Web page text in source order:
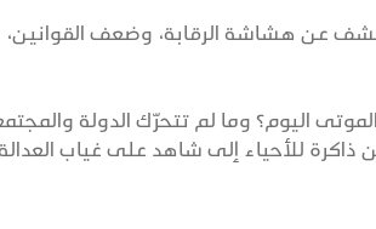
عن هشاشة الرقابة، وضعف القوانين،
اليوم؟ وما لم تتحرّك الدولة
للأحياء إلى شاهد على غياب